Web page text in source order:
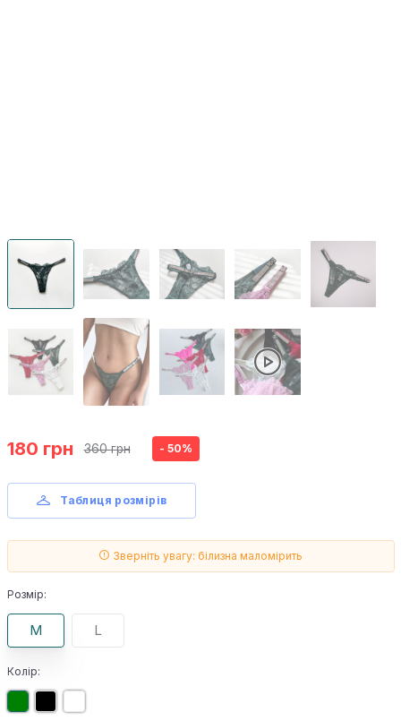
180 грн 360 грн - 50%
Таблиця розмірів
Зверніть увагу: білизна маломірить
Розмір:
M L
Колір: